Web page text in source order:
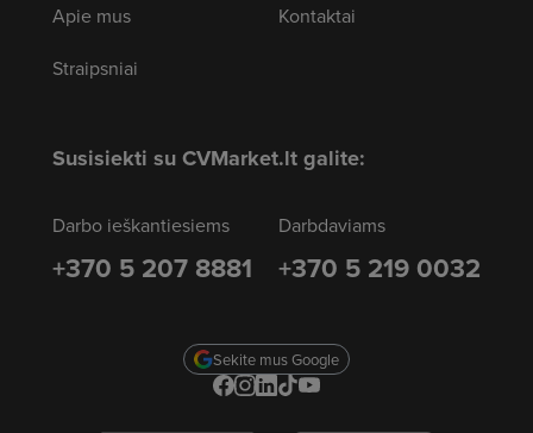
Apie mus
Straipsniai
Kontaktai
Susisiekti su CVMarket.lt galite:
Darbo ieškantiesiems
+370 5 207 8881
Darbdaviams
+370 5 219 0032
Sekite mus Google